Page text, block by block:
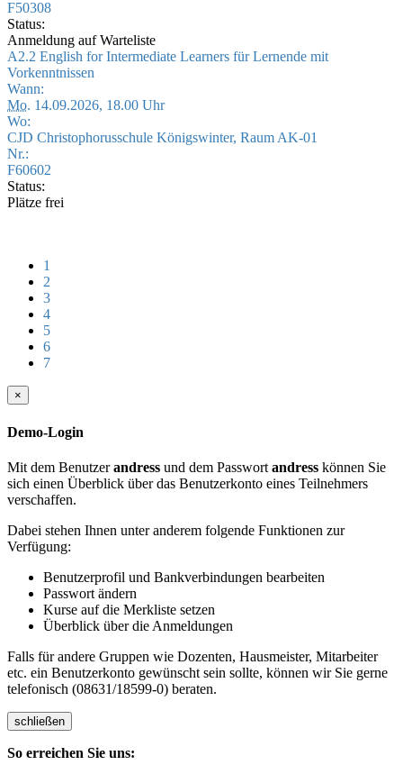
F50308
Status:
Anmeldung auf Warteliste
A2.2 English for Intermediate Learners für Lernende mit
Vorkenntnissen
Wann:
Mo. 14.09.2026, 18.00 Uhr
Wo:
CJD Christophorusschule Königswinter, Raum AK-01
Nr.:
F60602
Status:
Plätze frei
1
2
3
4
5
6
7
×
Demo-Login
Mit dem Benutzerandress und dem Passwort andress können Sie
sich einen Überblick über das Benutzerkonto eines Teilnehmers
verschaffen.
Dabei stehen Ihnen unter anderem folgende Funktionen zur
Verfügung:
Benutzerprofil und Bankverbindungen bearbeiten
Passwort ändern
Kurse auf die Merkliste setzen
Überblick über die Anmeldungen
Falls für andere Gruppen wie Dozenten, Hausmeister, Mitarbeiter
etc. ein Benutzerkonto gewünscht sein sollte, können wir Sie gerne
telefonisch (08631/18599-0) beraten.
schließen
So erreichen Sie uns: